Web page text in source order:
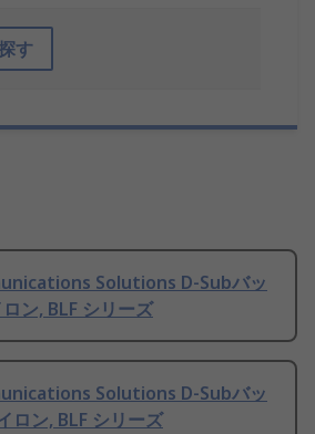
す
Solutions D-Subバッ
ン, BLF シリーズ
Solutions D-Subバッ
ロン, BLF シリーズ